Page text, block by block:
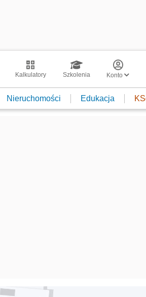
Kalkulatory Szkolenia Konto
Nieruchomości Edukacja